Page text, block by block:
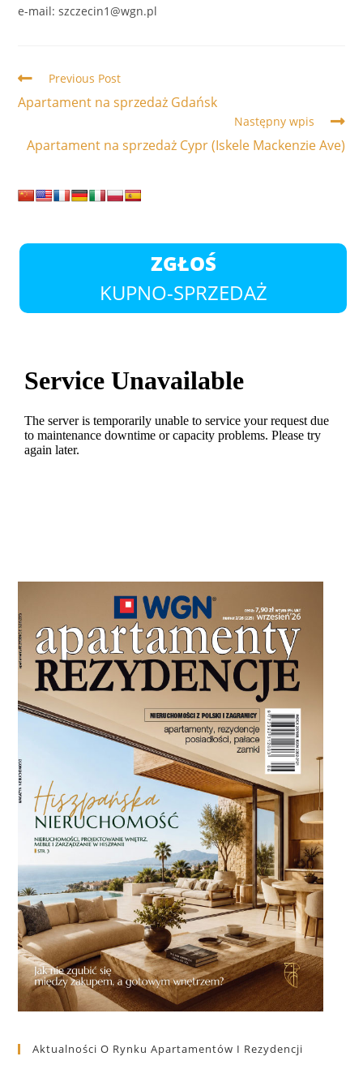
e-mail: szczecin1@wgn.pl
Read
articles
Previous Post
Apartament na sprzedaż Gdańsk
Następny wpis
Apartament na sprzedaż Cypr (Iskele Mackenzie Ave)
ZGŁOŚ
KUPNO-SPRZEDAŻ
Aktualności O Rynku Apartamentów I Rezydencji